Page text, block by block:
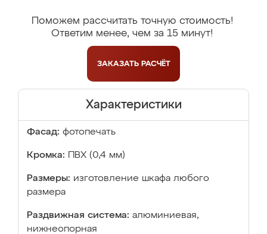
Поможем рассчитать точную стоимость!
Ответим менее, чем за 15 минут!
ЗАКАЗАТЬ РАСЧЁТ
Характеристики
Фасад: фотопечать
Кромка: ПВХ (0,4 мм)
Размеры: изготовление шкафа любого
размера
Раздвижная система: алюминиевая,
нижнеопорная